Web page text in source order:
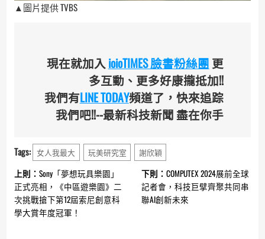
▲圖片提供 TVBS
現在就加入 ioioTIMES 臉書粉絲團 更
多互動、更多好康攏抵加!!
我們有LINE TODAY頻道了，快來追踪
我們吧!!--最新科技新聞 盡在你手
Tags: 女人我最大 玩美研究室 謝欣穎
Continue
Reading
上則： Sony「夢想玩具樂園」
正式亮相，《中區遊樂園》二
次挑戰搶下第12屆索尼創意科
學大賞年度冠軍！
下則： COMPUTEX 2024展前全球
記者會，科技巨擘齊聚共同串
聯AI創新未來